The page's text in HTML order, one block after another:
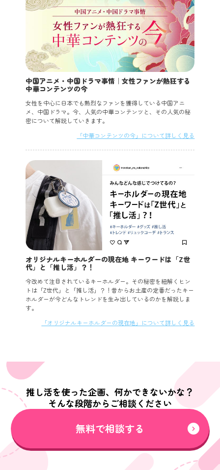
中国アニメ・中国ドラマ事情｜女性ファンが熱狂する
中華コンテンツの今
女性を中心に日本でも熱烈なファンを獲得している中国アニ
メ、中国ドラマ。今、人気の中華コンテンツと、その人気の秘
密について解説していきます。
「中華コンテンツの今」について詳しく見る
オリジナルキーホルダーの現在地 キーワードは「Z世
代」と「推し活」？！
今改めて注目されているキーホルダー。その秘密を紐解くヒン
トは「Z世代」と「推し活」？！昔からお土産の定番だったキー
ホルダーが今どんなトレンドを生み出しているのかを解説しま
す。
「オリジナルキーホルダーの現在地」について詳しく見る
推し活を使った企画、何かできないかな？
そんな段階からご相談ください
無料で相談する